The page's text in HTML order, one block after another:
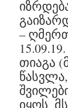
–
15.09.19.
თიაგა
იყოს